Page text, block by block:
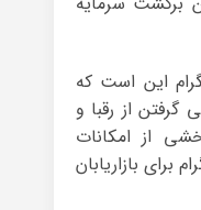
این است که
از رقبا و
از امکانات
برای بازاریابان